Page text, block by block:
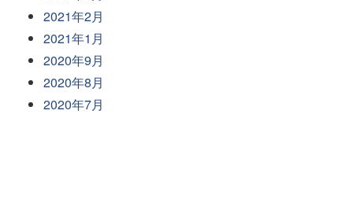
2021年2月
2021年1月
2020年9月
2020年8月
2020年7月